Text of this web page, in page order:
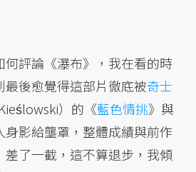
何評論《瀑布》，我在看的時
後愈覺得這部片徹底被奇士
）的《藍色情挑》與
身影給壟罩，整體成績與前作
差了一截，這不算退步，我傾